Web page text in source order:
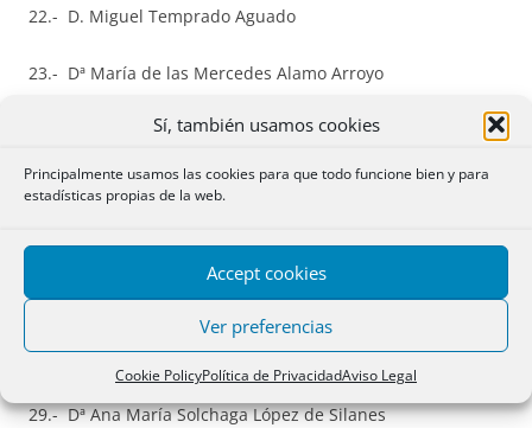
Sí, también usamos cookies
Principalmente usamos las cookies para que todo funcione bien y para
estadísticas propias de la web.
Accept cookies
Ver preferencias
Cookie PolicyPolítica de PrivacidadAviso Legal
22.- D. Miguel Temprado Aguado
23.- Dª María de las Mercedes Alamo Arroyo
24.- D. Francisco de Asís Palacios Criado
25.- D. José Ignacio Martín Alías
26.- Dª María Carolina Martinez Fernández
27.- D. José Carlos González Morán
28.- Dª María Elena Calvo Fernández
29.- Dª Ana María Solchaga López de Silanes